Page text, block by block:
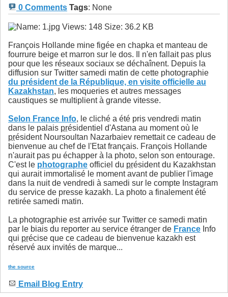
0 Comments Tags: None
François Hollande mine figée en chapka et manteau de
fourrure beige et marron sur le dos. Il n'en fallait pas plus
pour que les réseaux sociaux se déchaînent. Depuis la
diffusion sur Twitter samedi matin de cette photographie
du président de la République, en visite officielle au
Kazakhstan, les moqueries et autres messages
caustiques se multiplient à grande vitesse.
Selon France Info, le cliché a été pris vendredi matin
dans le palais présidentiel d'Astana au moment où le
président Noursoultan Nazarbaiev remettait ce cadeau de
bienvenue au chef de l'Etat français. François Hollande
n'aurait pas pu échapper à la photo, selon son entourage.
C'est le photographe officiel du président du Kazakhstan
qui aurait immortalisé le moment avant de publier l'image
dans la nuit de vendredi à samedi sur le compte Instagram
du service de presse kazakh. La photo a finalement été
retirée samedi matin.
La photographie est arrivée sur Twitter ce samedi matin
par le biais du reporter au service étranger de France Info
qui précise que ce cadeau de bienvenue kazakh est
réservé aux invités de marque...
the source
Email Blog Entry